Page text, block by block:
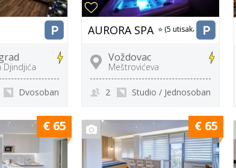
Djindjića
Dvosoban
AURORA SPA ⭐ (5 utisaka)
Voždovac
Meštrovićeva
Studio / Jednosoban
2
€ 65 € 65